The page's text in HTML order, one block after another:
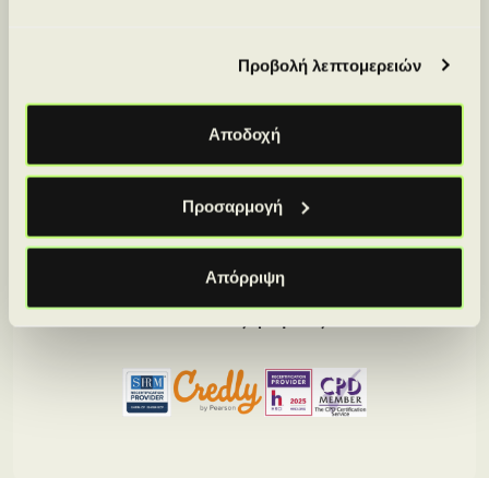
Προβολή λεπτομερειών
Αποδοχή
Προσαρμογή
Απόρριψη
Απόκτησε πιστοποιήσεις από κορυφαίους
διεθνείς φορείς.